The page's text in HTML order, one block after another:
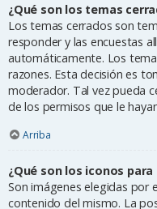
¿Qué son los temas
Los temas cerrados son
responder y las encuestas
automáticamente. Los
razones. Esta decisión es
moderador. Tal vez pueda
de los permisos que le
Arriba
¿Qué son los iconos
Son imágenes elegidas por
contenido del mismo. La